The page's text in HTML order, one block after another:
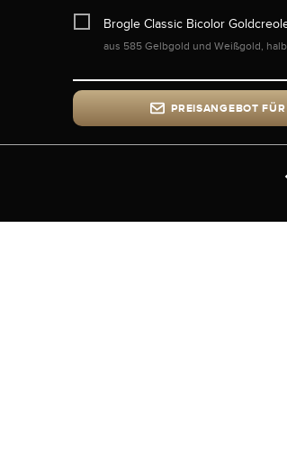
Brogle Classic Bicolor
aus 585 Gelbgold und Weißgold,
PREISANGEBOT